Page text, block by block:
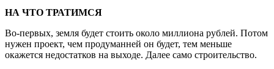
НА ЧТО ТРАТИМСЯ
Во-первых, земля будет стоить около миллиона рублей. Потом
нужен проект, чем продуманней он будет, тем меньше
окажется недостатков на выходе. Далее само строительство.